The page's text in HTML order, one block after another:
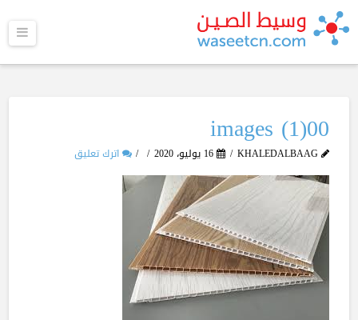
images (1)00
KHALEDALBAAG 16 يوليو، 2020 اترك تعليق